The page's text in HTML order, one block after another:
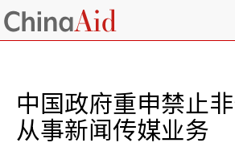
中国政府重申禁止
从事新闻传媒业务